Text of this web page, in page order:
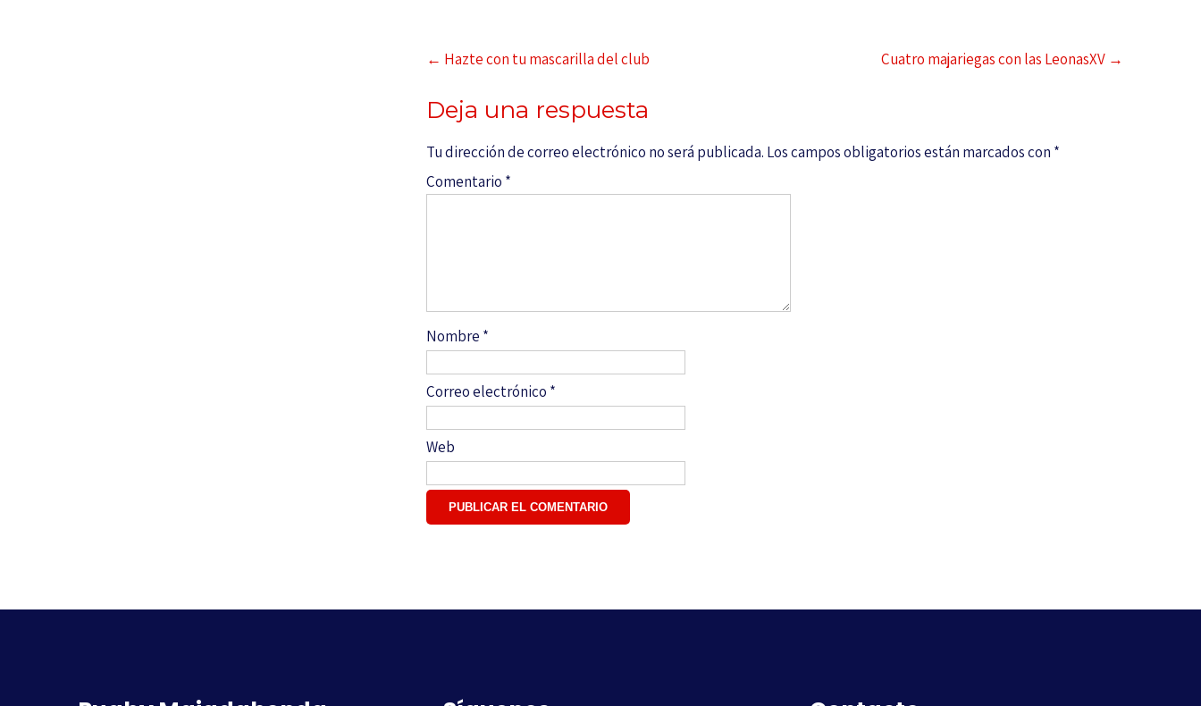
← Hazte con tu mascarilla del club Cuatro majariegas con las LeonasXV →
Deja una respuesta
Tu dirección de correo electrónico no será publicada. Los campos obligatorios están marcados con *
Comentario *
Nombre *
Correo electrónico *
Web